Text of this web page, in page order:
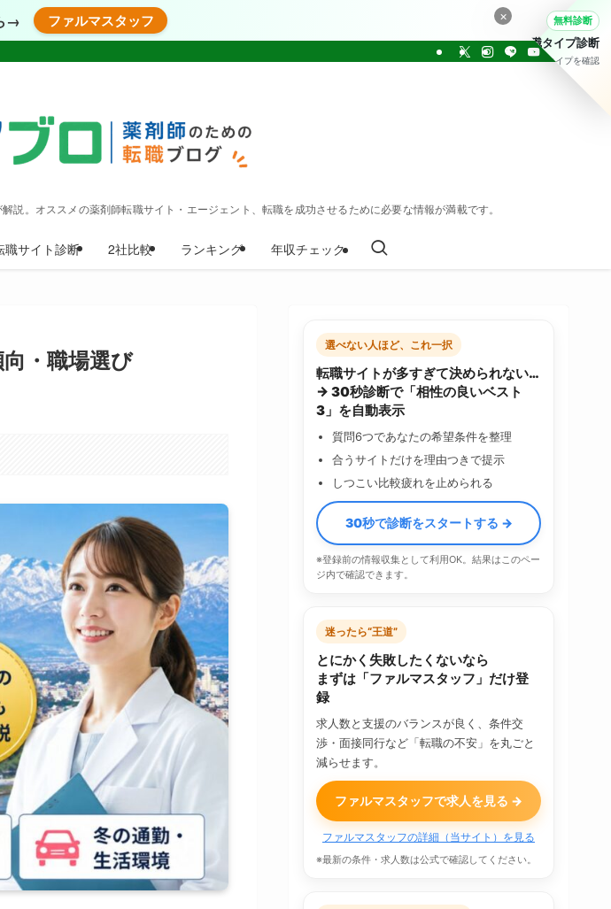
→ ファルマスタッフ
。オススメの薬剤師転職サイト・エージェント、転職を成功させるために必要な情報が満載です。
職サイト診断 2社比較 ランキング 年収チェック
・職場選び 選べない人ほど、これ一択
転職サイトが多すぎて決められない…
→ 30秒診断で「相性の良いベスト
3」を自動表示
質問6つであなたの希望条件を整理
合うサイトだけを理由つきで提示
しつこい比較疲れを止められる
30秒で診断をスタートする →
※登録前の情報収集として利用OK。結果はこのペー
ジ内で確認できます。
迷ったら“王道”
とにかく失敗したくないなら
まずは「ファルマスタッフ」だけ登
録
求人数と支援のバランスが良く、条件交
渉・面接同行など「転職の不安」を丸ごと
減らせます。
ファルマスタッフで求人を見る →
ファルマスタッフの詳細（当サイト）を見る
※最新の条件・求人数は公式で確認してください。
× 無料診断
転職タイプ診断
30問でタイプを確認